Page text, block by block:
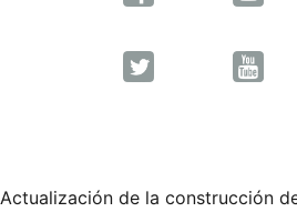
Actualización de la construcción